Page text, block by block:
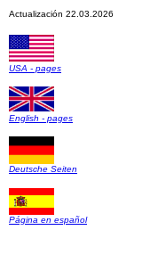
Actualización 22.03.2026
USA - pages
English - pages
Deutsche Seiten
Página en español